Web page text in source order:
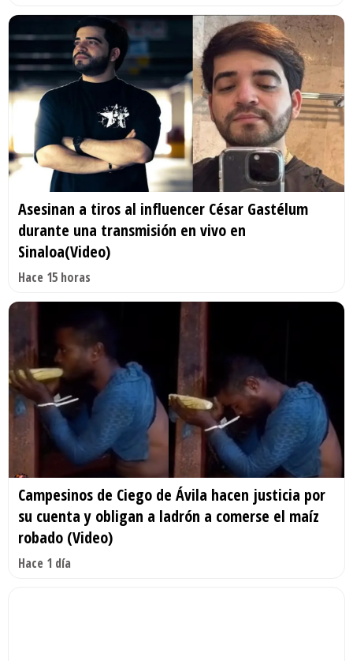
Asesinan a tiros al influencer César Gastélum
durante una transmisión en vivo en
Sinaloa(Video)
Hace 15 horas
Campesinos de Ciego de Ávila hacen justicia por
su cuenta y obligan a ladrón a comerse el maíz
robado (Video)
Hace 1 día